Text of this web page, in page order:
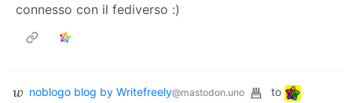
connesso con il fediverso :)
noblogo blog by Writefreely@mastodon.uno
to